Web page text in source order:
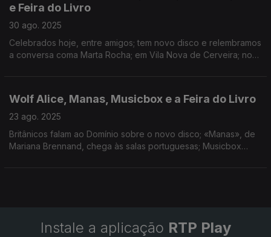
e Feira do Livro
30 ago. 2025
Celebrados hoje, entre amigos; tem novo disco e relembramos
a conversa coma Marta Rocha; em Vila Nova de Cerveira; nova
Wolf Alice, Manas, Musicbox e a Feira do Livro
23 ago. 2025
Britânicos falam ao Domínio sobre o novo disco; «Manas», de
Mariana Brennand, chega às salas portuguesas; Musicbox
Instale a aplicação RTP Play